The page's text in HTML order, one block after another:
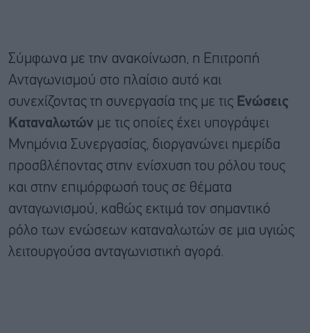
Σύμφωνα με την ανακοίνωση, η Επιτροπή
Ανταγωνισμού στο πλαίσιο αυτό και
συνεχίζοντας τη συνεργασία της με τις Ενώσεις
Καταναλωτών με τις οποίες έχει υπογράψει
Μνημόνια Συνεργασίας, διοργανώνει ημερίδα
προσβλέποντας στην ενίσχυση του ρόλου τους
και στην επιμόρφωσή τους σε θέματα
ανταγωνισμού, καθώς εκτιμά τον σημαντικό
ρόλο των ενώσεων καταναλωτών σε μια υγιώς
λειτουργούσα ανταγωνιστική αγορά.